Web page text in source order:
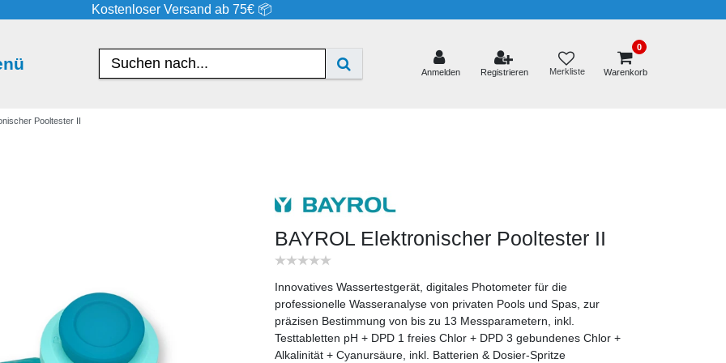
Kostenloser Versand ab 75€ 📦
Anmelden Registrieren Merkliste
0
Warenkorb
Pooltester II
BAYROL Elektronischer Pooltester II
Innovatives Wassertestgerät, digitales Photometer für die
professionelle Wasseranalyse von privaten Pools und Spas, zur
präzisen Bestimmung von bis zu 13 Messparametern, inkl.
Testtabletten pH + DPD 1 freies Chlor + DPD 3 gebundenes Chlor +
Alkalinität + Cyanursäure, inkl. Batterien & Dosier-Spritze